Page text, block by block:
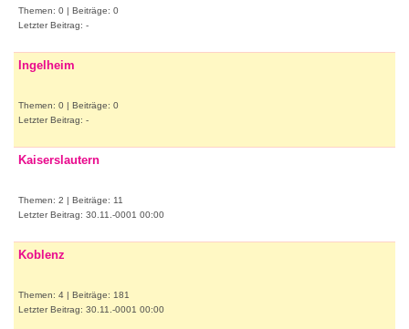
Themen: 0 | Beiträge: 0
Letzter Beitrag: -
Ingelheim
Themen: 0 | Beiträge: 0
Letzter Beitrag: -
Kaiserslautern
Themen: 2 | Beiträge: 11
Letzter Beitrag: 30.11.-0001 00:00
Koblenz
Themen: 4 | Beiträge: 181
Letzter Beitrag: 30.11.-0001 00:00